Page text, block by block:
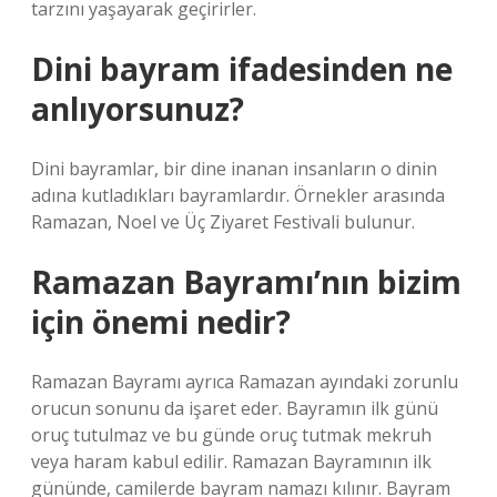
tarzını yaşayarak geçirirler.
Dini bayram ifadesinden ne
anlıyorsunuz?
Dini bayramlar, bir dine inanan insanların o dinin
adına kutladıkları bayramlardır. Örnekler arasında
Ramazan, Noel ve Üç Ziyaret Festivali bulunur.
Ramazan Bayramı’nın bizim
için önemi nedir?
Ramazan Bayramı ayrıca Ramazan ayındaki zorunlu
orucun sonunu da işaret eder. Bayramın ilk günü
oruç tutulmaz ve bu günde oruç tutmak mekruh
veya haram kabul edilir. Ramazan Bayramının ilk
gününde, camilerde bayram namazı kılınır. Bayram